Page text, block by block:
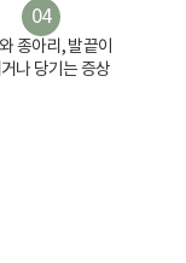
04
종아리, 발끝이
나 당기는 증상